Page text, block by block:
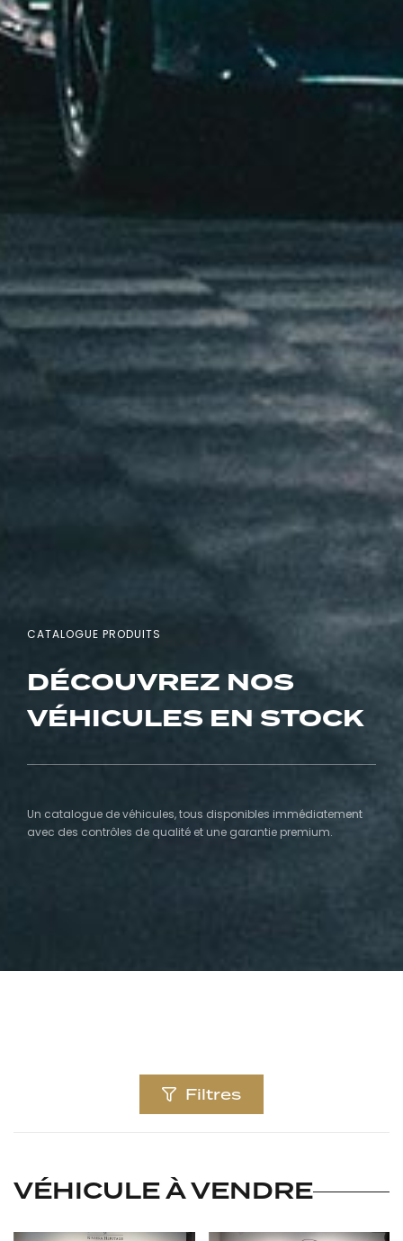
CATALOGUE PRODUITS
DÉCOUVREZ NOS
VÉHICULES EN STOCK
Un catalogue de véhicules, tous disponibles immédiatement
avec des contrôles de qualité et une garantie premium.
Filtres
VÉHICULE À VENDRE